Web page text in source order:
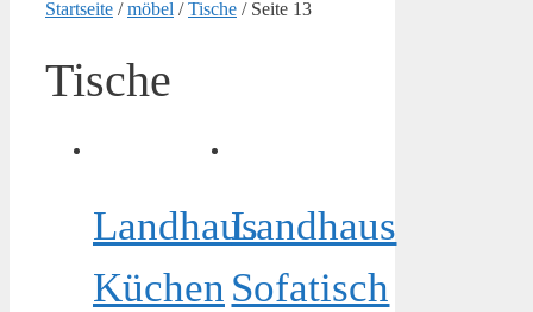
Startseite /möbel /Tische / Seite 13
Tische
Landhaus
Küchen
Landhaus
Sofatisch